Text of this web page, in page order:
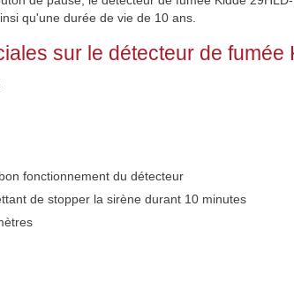
qu'une durée de vie de 10 ans.
sur le détecteur de fumée
fonctionnement du détecteur
de stopper la sirène durant 10 minutes